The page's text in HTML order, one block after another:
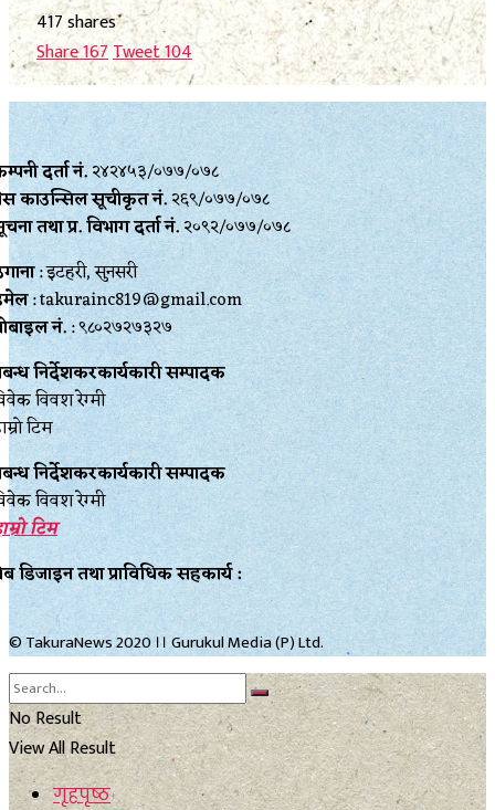
417 shares
Share167Tweet104
दर्ता नं.२४२४५३/०७७/०७८
काउन्सिल सूचीकृत नं.२६९/०७७/०७८
तथा प्र‍. विभाग दर्ता नं.२०९२/०७७/०७८
: इटहरी, सुनसरी
: takurainc819@gmail.com
नं.: ९८०२७२७३२७
निर्देशकरकार्यकारी सम्पादक
विवश रेग्मी
टिम
निर्देशकरकार्यकारी सम्पादक
विवश रेग्मी
टिम
डिजाइन तथा प्राविधिक सहकार्य :
© TakuraNews 2020 ।। Gurukul Media (P) Ltd.
No Result
View All Result
गृहपृष्ठ